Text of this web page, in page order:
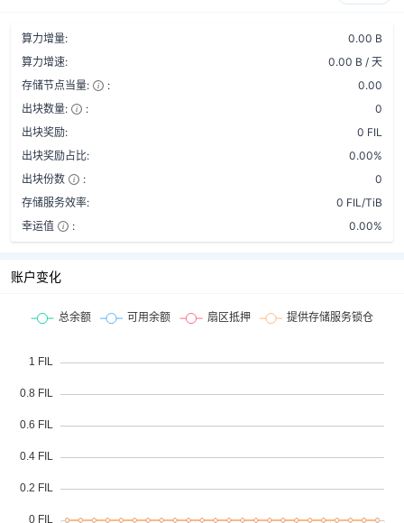
算力增量:
0.00 B
算力增速:
0.00 B / 天
存储节点当量:
:
0.00
出块数量:
:
0
出块奖励:
0 FIL
出块奖励占比:
0.00%
出块份数
:
0
存储服务效率:
0 FIL/TiB
幸运值
: 0.00%
账户变化